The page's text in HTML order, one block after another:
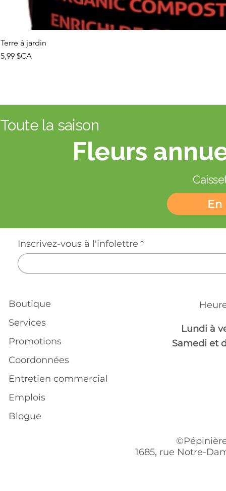
Terre à jardin
Prix
5,99 $CA
Fleurs
Toute la saison
Inscrivez-vous à l'infolettre *
Boutique
Services
Promotions
Coordonnées
Entretien commercial
Emplois
Blogue
Lundi à
Samedi et
1685, rue Notre-